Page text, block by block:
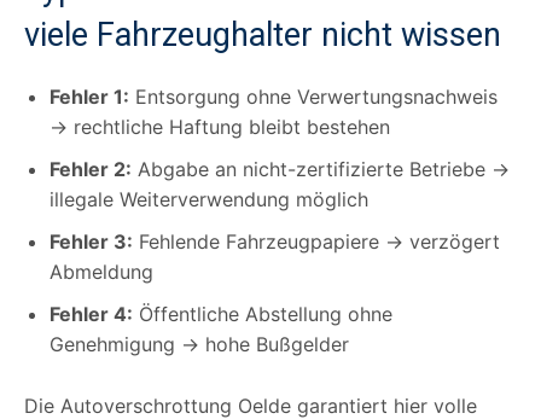
viele Fahrzeughalter nicht wissen
Fehler 1: Entsorgung ohne Verwertungsnachweis
→ rechtliche Haftung bleibt bestehen
Fehler 2: Abgabe an nicht-zertifizierte Betriebe →
illegale Weiterverwendung möglich
Fehler 3: Fehlende Fahrzeugpapiere → verzögert
Abmeldung
Fehler 4: Öffentliche Abstellung ohne
Genehmigung → hohe Bußgelder
Die Autoverschrottung Oelde garantiert hier volle